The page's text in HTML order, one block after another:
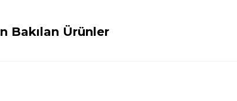
Bakılan Ürünler